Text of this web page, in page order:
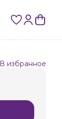
В избранное